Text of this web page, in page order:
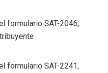
formulario SAT-2046,
formulario SAT-2241,